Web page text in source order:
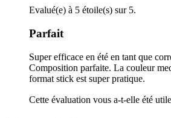
Evalué(e) à 5 étoile(s) sur 5.
Parfait
Super efficace en été en tant que
Composition parfaite. La couleur
format stick est super pratique.
Cette évaluation vous a-t-elle été